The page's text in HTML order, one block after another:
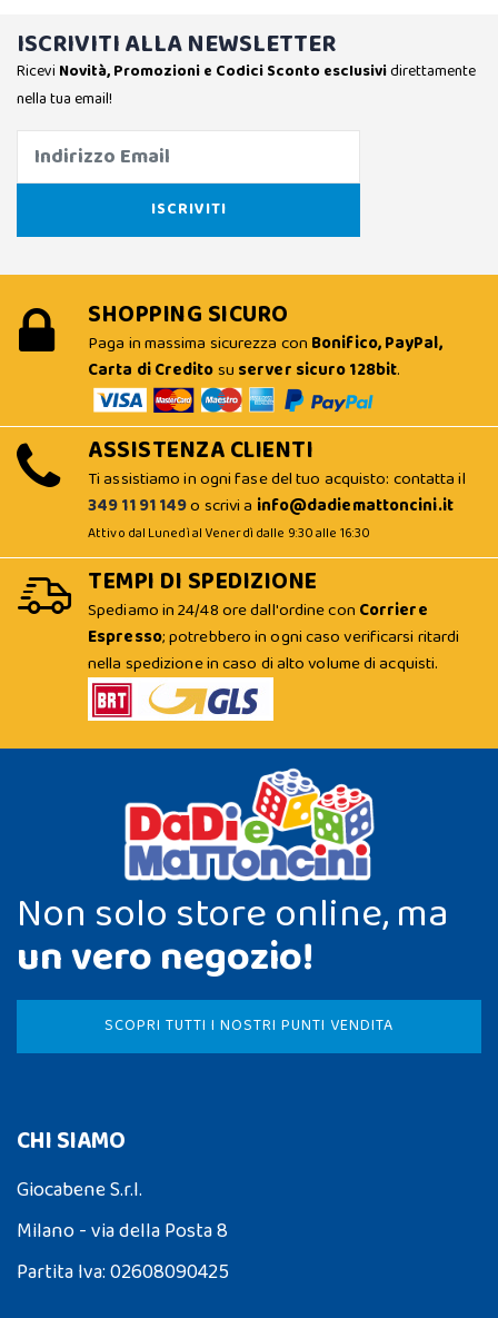
ISCRIVITI ALLA NEWSLETTER
Ricevi Novità, Promozioni e Codici Sconto esclusividirettamente
nella tua email!
SHOPPING SICURO
Paga in massima sicurezza con Bonifico, PayPal,
Carta di Creditosu server sicuro 128bit.
ASSISTENZA CLIENTI
Ti assistiamo in ogni fase del tuo acquisto: contatta il
349 11 91 149o scrivi a info@dadiemattoncini.it
Attivo dal Lunedì al Venerdì dalle 9:30 alle 16:30
TEMPI DI SPEDIZIONE
Spediamo in 24/48 ore dall'ordine con Corriere
Espresso; potrebbero in ogni caso verificarsi ritardi
nella spedizione in caso di alto volume di acquisti.
Non solo store online, ma
un vero negozio!
SCOPRI TUTTI I NOSTRI PUNTI VENDITA
CHI SIAMO
Giocabene S.r.l.
Milano - via della Posta 8
Partita Iva: 02608090425